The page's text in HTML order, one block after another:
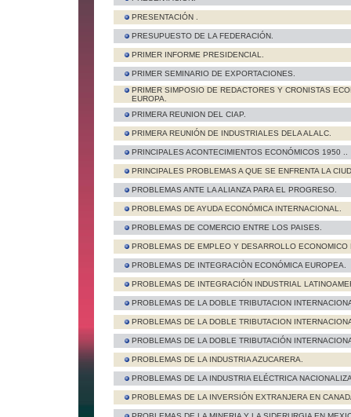
PRESENTACIÓN .
PRESUPUESTO DE LA FEDERACIÓN.
PRIMER INFORME PRESIDENCIAL.
PRIMER SEMINARIO DE EXPORTACIONES.
PRIMER SIMPOSIO DE REDACTORES Y CRONISTAS
EUROPA.
PRIMERA REUNION DEL CIAP.
PRIMERA REUNIÓN DE INDUSTRIALES DELA ALALC.
PRINCIPALES ACONTECIMIENTOS ECONÓMICOS 1950 ..
PRINCIPALES PROBLEMAS A QUE SE ENFRENTA LA
PROBLEMAS ANTE LA ALIANZA PARA EL PROGRESO.
PROBLEMAS DE AYUDA ECONÓMICA INTERNACIONAL.
PROBLEMAS DE COMERCIO ENTRE LOS PAISES.
PROBLEMAS DE EMPLEO Y DESARROLLO ECONOMICO
PROBLEMAS DE INTEGRACIÒN ECONÓMICA EUROPEA.
PROBLEMAS DE INTEGRACIÓN INDUSTRIAL
PROBLEMAS DE LA DOBLE TRIBUTACION
PROBLEMAS DE LA DOBLE TRIBUTACION
PROBLEMAS DE LA DOBLE TRIBUTACIÓN
PROBLEMAS DE LA INDUSTRIA AZUCARERA.
PROBLEMAS DE LA INDUSTRIA ELÉCTRICA
PROBLEMAS DE LA INVERSIÓN EXTRANJERA EN